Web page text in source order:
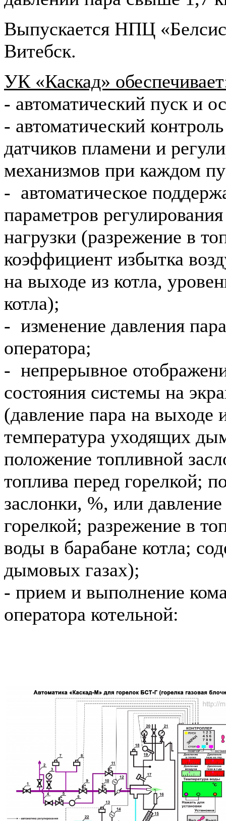
Выпускается НПЦ
Витебск.
УК «Каскад»
- автоматический пуск и
- автоматический
датчиков пламени и
механизмов при каждом
- автоматическое
параметров
нагрузки (разрежение в
коэффициент избытка
на выходе из котла,
котла);
- изменение давления
оператора;
- непрерывное
состояния системы на
(давление пара на выходе
температура уходящих
положение топливной
топлива перед горелкой;
заслонки, %, или
горелкой; разрежение в
воды в барабане котла;
дымовых газах);
- прием и выполнение
оператора котельной: